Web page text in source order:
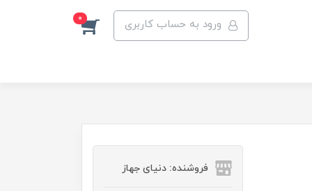
ورود به حساب کاربری 0
فروشنده: دنیای جهاز